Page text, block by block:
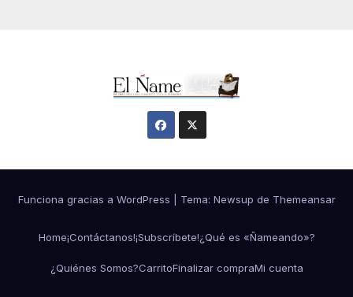
Funciona gracias a WordPress Tema: Newsup de Themeansar
Home¡Contáctanos!¡Subscríbete!¿Qué es «Ñameando»?
¿Quiénes Somos?CarritoFinalizar compraMi cuenta